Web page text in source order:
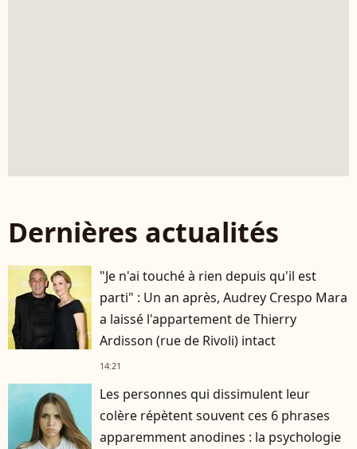
Dernières actualités
"Je n'ai touché à rien depuis qu'il est
parti" : Un an après, Audrey Crespo Mara
a laissé l'appartement de Thierry
Ardisson (rue de Rivoli) intact
14:21
Les personnes qui dissimulent leur
colère répètent souvent ces 6 phrases
apparemment anodines : la psychologie